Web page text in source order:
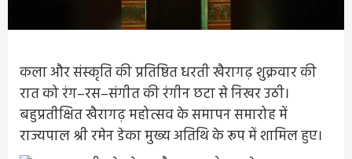
कला और संस्कृति की प्रतिष्ठित धरती खैरागढ़ शुक्रवार की
रात को रंग–रस–संगीत की रंगीन छटा से निखर उठी।
बहुप्रतीक्षित खैरागढ़ महोत्सव के समापन समारोह में
राज्यपाल श्री रमेन डेका मुख्य अतिथि के रूप में शामिल हुए।